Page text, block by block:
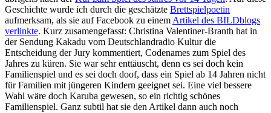
Geschichte wurde ich durch die geschätzte Brettspielpoetin
aufmerksam, als sie auf Facebook zu einem Artikel des BILDblogs
verlinkte. Kurz zusamengefasst: Christina Valentiner-Branth hat in
der Sendung Kakadu vom Deutschlandradio Kultur die
Entscheidung der Jury kommentiert, Codenames zum Spiel des
Jahres zu küren. Sie war sehr enttäuscht, denn es sei doch kein
Familienspiel und es sei doch doof, dass ein Spiel ab 14 Jahren nicht
für Familien mit jüngeren Kindern geeignet sei. Eine viel bessere
Wahl wäre doch Karuba gewesen, so ein richtig schönes
Familienspiel. Ganz subtil hat sie den Artikel dann auch noch